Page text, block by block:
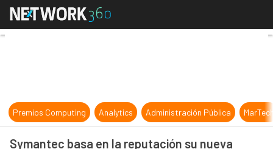
Symantec basa en la reputación
Premios Computing Analytics Administración Pública
Symantec basa en la reputación su nueva